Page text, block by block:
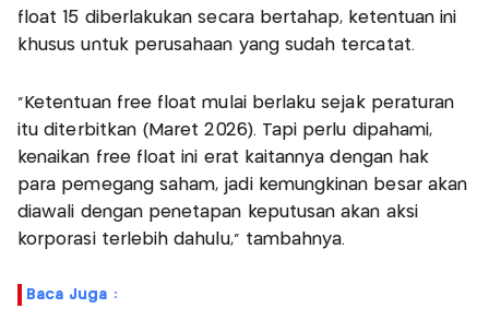
float 15 diberlakukan secara bertahap, ketentuan ini
khusus untuk perusahaan yang sudah tercatat.
"Ketentuan free float mulai berlaku sejak peraturan
itu diterbitkan (Maret 2026). Tapi perlu dipahami,
kenaikan free float ini erat kaitannya dengan hak
para pemegang saham, jadi kemungkinan besar akan
diawali dengan penetapan keputusan akan aksi
korporasi terlebih dahulu," tambahnya.
Baca Juga :